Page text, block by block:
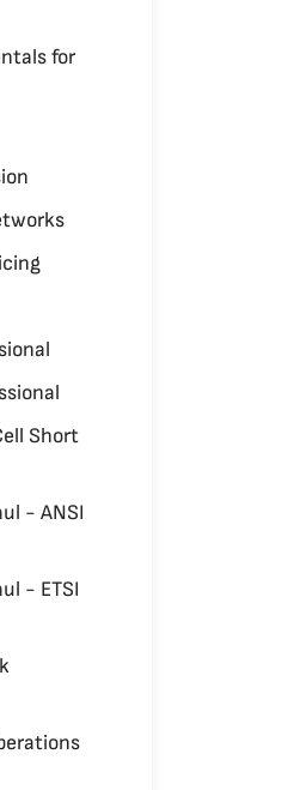
for
Short
- ANSI
- ETSI